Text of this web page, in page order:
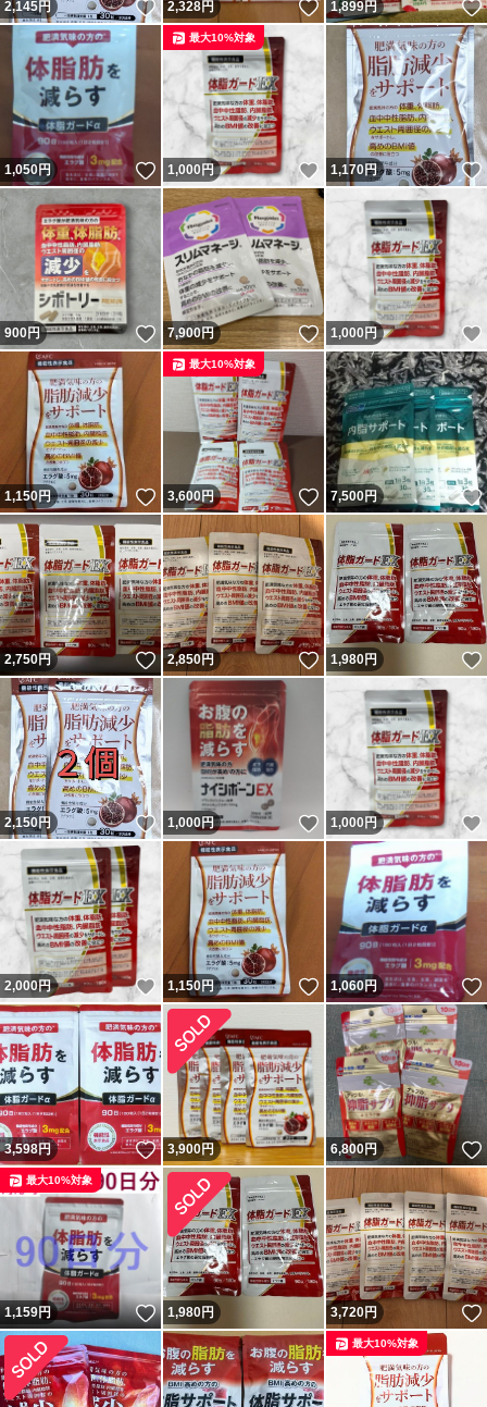
致します。 ・評価は原則、当方に評価頂いた方のみ折返
しでしております。評価不要の方は受取連絡のみお願い致
します。事前に評価不要のメッセージを頂いた場合であっ
ても、その後当方に評価頂いた場合は折返しで評価致しま
すので、評価不要な方は絶対に当方への評価をしないよう
お願い致します。尚、落札者都合によるキャンセルの場合
は落札者の意向に関係なく「非常に悪い」評価が付きます
ので、予めご了承下さい。 ・商品説明及び写真に記載な
き事項につきましてはメーカーの公式HPにてご確認をお
願い致します。 ・領収書等は一切発行しておりません。
かんたん決済の明細画面を印刷する等して代用願います。
・ その他ご要望がありましたら些細なことでも必ず入札
前にお問合せ下さい。入札後のお申し出にはお応え出来か
ねます。 ・ 自己紹介欄も入札前に必ずご確認下さい。
入札される場合、上記に同意されたものとみなし、遵守頂
けない方は落札者都合によるキャンセルとさせて頂きます
ので、予めご了承下さい。
賞味期限2027年2月
【届出番号】
※機能性表示食品の届出番号J671
【名称】
バナバエキス末含有加工食品
【届出表示】
本品にはバナバ葉由来コロソリン酸とエラグ酸が含まれま
す。バナバ葉由来コロソリン酸には、健常な方の高めの空
腹時血糖値を下げる機能があることが報告されています。
エラグ酸は肥満気味の方の体重、体脂肪、内臓脂肪、ウエ
スト周囲径の減少をサポートし、高めのBMI値の改善に役
立つことが報告されています。
【機能性関与成分】
(1日2粒あたり) バナバ葉由来コロソリン酸：0.9ｍｇ、エ
ラグ酸：3ｍｇ
定価11970円
パッケージの細かな傷、擦れ、シワ、凹凸等につきまして
は何卒ご容赦下さい。
※こちらは2024年10月のリニューアル後の商品で、機能
性表示成分が変更となっております。リニューアル前の商
品の機能性表示成分である葛の花由来イソフラボンは含ま
2,145円 いいね！
2,328円 いいね！
1,899円
1,050円 いいね！
1,000 円 いいね！
最大10%対象
1,170円
900円 いいね！
7,900円 いいね！
1,000 円
1,150円 いいね！
3,600円 いいね！
最大10%対象
7,500円
2,750円 いいね！
2,850円 いいね！
1,980円
2,150円 いいね！
1,000円 いいね！
1,000 円
2,000円 いいね！
1,150円 いいね！
1,060円
3,598円 いいね！
3,900円 6,800円
1,159円 いいね！
最大10%対象
1,980円 3,720円
最大10%対象